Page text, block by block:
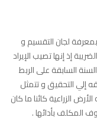
لجان التقسيم و
إذ إنها تصيب الإيراد
السابقة على الربط
إلي التحقيق و تتمثل
الزراعية كائنا ما كان
المكلف بأدائها .